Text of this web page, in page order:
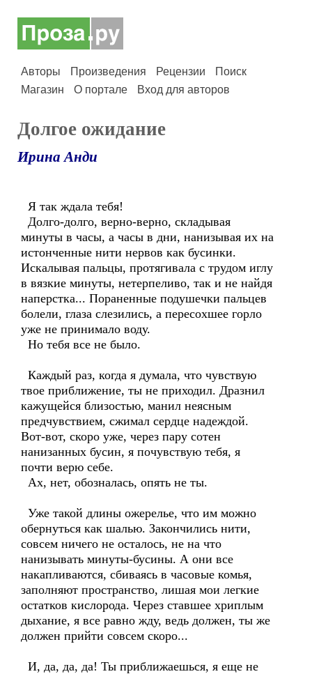
Авторы Произведения Рецензии
Поиск
Магазин
О портале Вход для авторов
Долгое ожидание
Ирина Анди
Я так ждала тебя!
Долго-долго, верно-верно, складывая
минуты в часы, а часы в дни, нанизывая их на
истонченные нити нервов как бусинки.
Искалывая пальцы, протягивала с трудом иглу
в вязкие минуты, нетерпеливо, так и не найдя
наперстка... Пораненные подушечки пальцев
болели, глаза слезились, а пересохшее горло
уже не принимало воду.
Но тебя все не было.
Каждый раз, когда я думала, что чувствую
твое приближение, ты не приходил. Дразнил
кажущейся близостью, манил неясным
предчувствием, сжимал сердце надеждой.
Вот-вот, скоро уже, через пару сотен
нанизанных бусин, я почувствую тебя, я
почти верю себе.
Ах, нет, обозналась, опять не ты.
Уже такой длины ожерелье, что им можно
обернуться как шалью. Закончились нити,
совсем ничего не осталось, не на что
нанизывать минуты-бусины. А они все
накапливаются, сбиваясь в часовые комья,
заполняют пространство, лишая мои легкие
остатков кислорода. Через ставшее хриплым
дыхание, я все равно жду, ведь должен, ты же
должен прийти совсем скоро...
И, да, да, да! Ты приближаешься, я еще не